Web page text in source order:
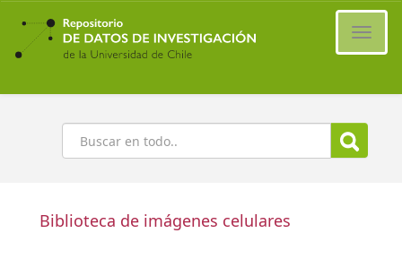
Ir
contenido
principal
Buscar
Biblioteca de imágenes celulares